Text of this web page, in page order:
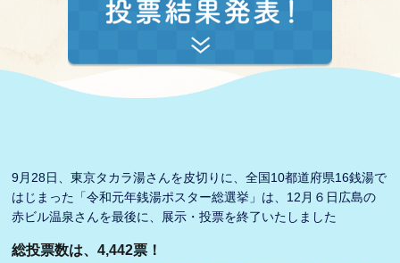
9月28日、東京タカラ湯さんを皮切りに、全国10都道府県16銭湯で
はじまった 「令和元年銭湯ポスター総選挙」は、12月６日広島の
赤ビル温泉さんを最後に、 展示・投票を終了いたしました
総投票数は、4,442票！